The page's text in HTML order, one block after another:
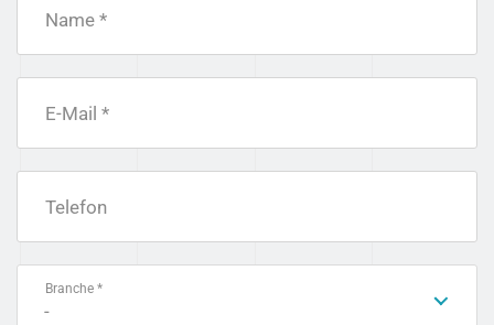
Name *
E-Mail *
Telefon
Branche *
-